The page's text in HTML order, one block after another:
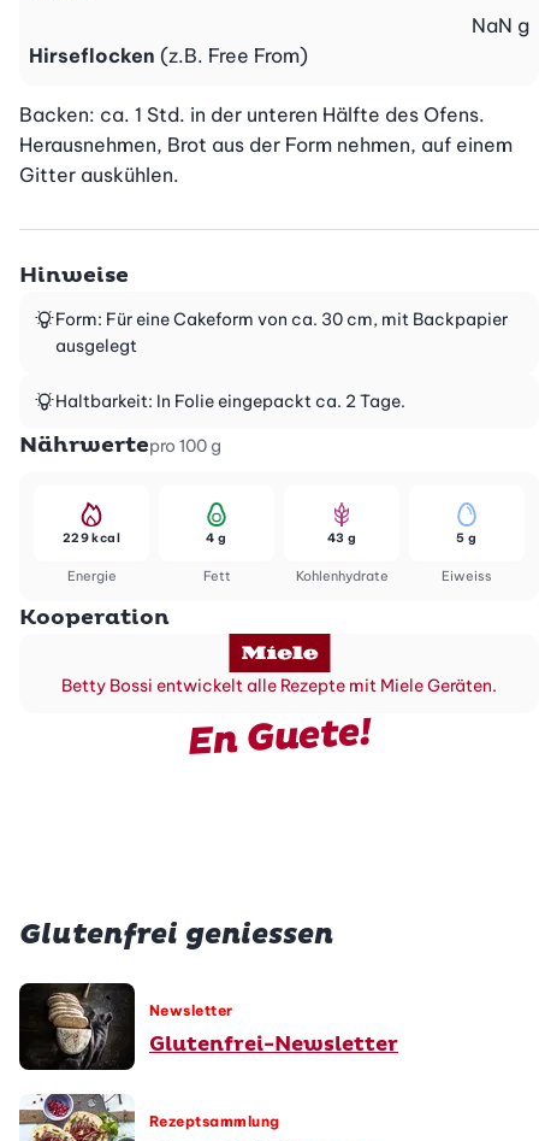
Hirseflocken (z.B. Free From)
NaN g
Backen: ca. 1 Std. in der unteren Hälfte des Ofens.
Herausnehmen, Brot aus der Form nehmen, auf einem
Gitter auskühlen.
Hinweise
Form: Für eine Cakeform von ca. 30 cm, mit Backpapier
ausgelegt
Haltbarkeit: In Folie eingepackt ca. 2 Tage.
Nährwertepro 100 g
Energie
229 kcal
Fett
4 g
Kohlenhydrate
43 g
Eiweiss
5 g
Kooperation
Betty Bossi entwickelt alle Rezepte mit Miele Geräten.
En Guete!
Glutenfrei geniessen
Newsletter
Glutenfrei-Newsletter
Rezeptsammlung